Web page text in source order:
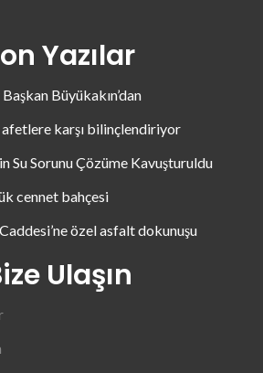
Yazılar
Büyükakın’dan
afetlere karşı bilinçlendiriyor
Su Sorunu Çözüme Kavuşturuldu
cennet bahçesi
özel asfalt dokunuşu
Ulaşın